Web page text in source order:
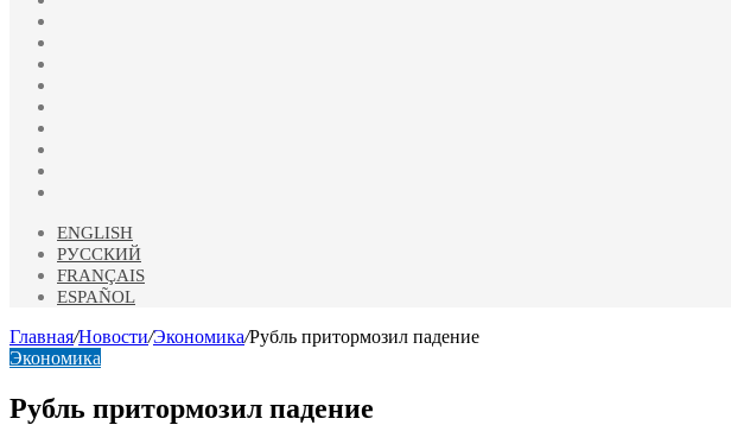
ENGLISH
РУССКИЙ
FRANÇAIS
ESPAÑOL
Главная/Новости/Экономика/Рубль притормозил падение
Экономика
Рубль притормозил падение